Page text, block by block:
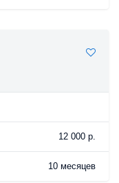
12 000 р.
10 месяцев